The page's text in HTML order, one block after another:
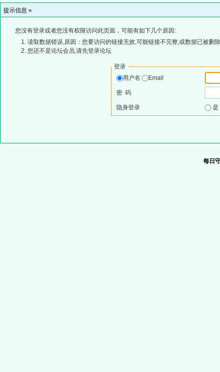
提示信息 »
您没有登录或者您没有权限访问此页面，可能有如下几个原因:
读取数据错误,原因：您要访问的链接无效,可能链接不完整,或数据已被删
您还不是论坛会员,请先登录论坛
登录
用户名
Email
密 码
隐身登录
每日